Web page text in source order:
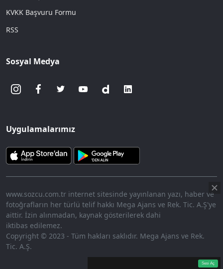
Aç
15.40%
Sesi Aç
KVKK Başvuru Formu
RSS
Sosyal Medya
Uygulamalarımız
www.sozcu.com.tr internet sitesinde yayınlanan yazı, haber ve
fotoğrafların her türlü telif hakkı Mega Ajans ve Rek. Tic. A.Ş'ye
aittir. İzin alınmadan, kaynak gösterilerek dahi
iktibas edilemez.
Copyright © 2023 - Tüm hakları saklıdır. Mega Ajans ve Rek.
Tic. A.Ş.